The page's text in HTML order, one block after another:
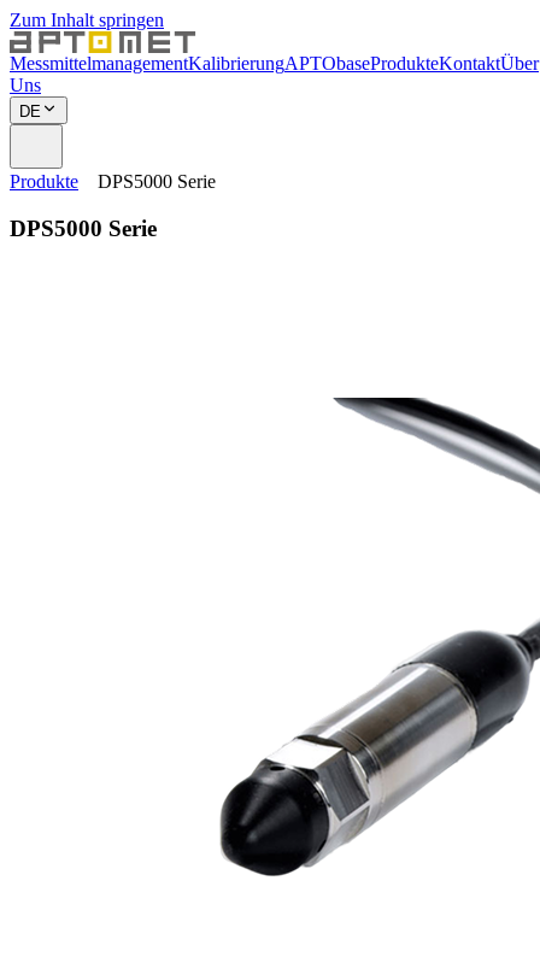
Zum Inhalt springen
MessmittelmanagementKalibrierungAPTObaseProdukteKontaktÜber
Uns
DE
Produkte DPS5000 Serie
DPS5000 Serie